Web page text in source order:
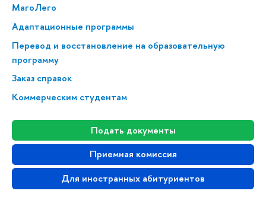
МагоЛего
Адаптационные программы
Перевод и восстановление на образовательную
программу
Заказ справок
Коммерческим студентам
Подать документы
Приемная комиссия
Для иностранных абитуриентов